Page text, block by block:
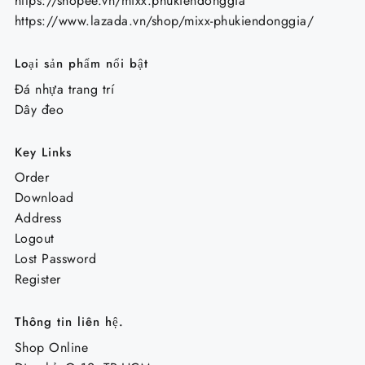
https://www.lazada.vn/shop/mixx-phukiendonggia/
Loại sản phẩm nổi bật
Đá nhựa trang trí
Dây đeo
Key Links
Order
Download
Address
Logout
Lost Password
Register
Thông tin liên hệ.
Shop Online